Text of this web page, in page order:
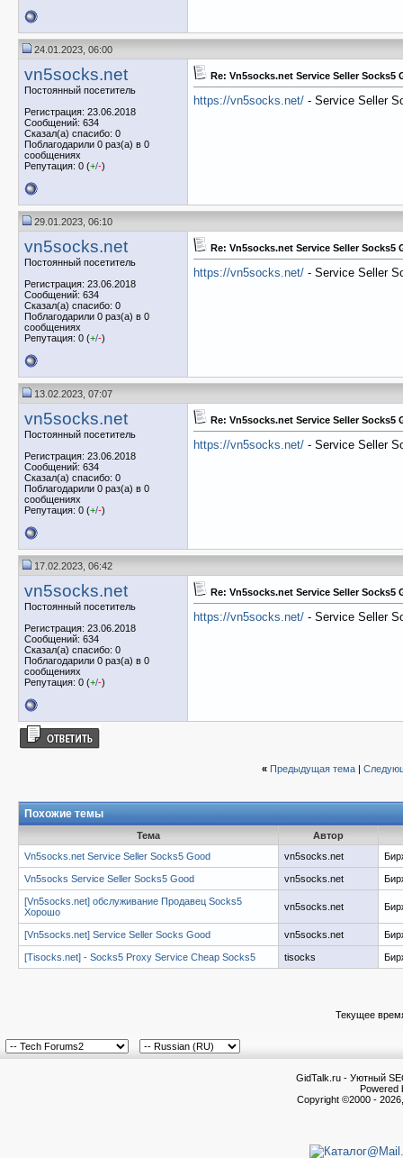
24.01.2023, 06:00
vn5socks.net
Постоянный посетитель
Регистрация: 23.06.2018
Сообщений: 634
Сказал(а) спасибо: 0
Поблагодарили 0 раз(а) в 0
сообщениях
Репутация: 0 (+/-)
Re: Vn5socks.net Service Seller Socks5
https://vn5socks.net/ - Service Seller
29.01.2023, 06:10
vn5socks.net
Постоянный посетитель
Регистрация: 23.06.2018
Сообщений: 634
Сказал(а) спасибо: 0
Поблагодарили 0 раз(а) в 0
сообщениях
Репутация: 0 (+/-)
Re: Vn5socks.net Service Seller Socks5
https://vn5socks.net/ - Service Seller
13.02.2023, 07:07
vn5socks.net
Постоянный посетитель
Регистрация: 23.06.2018
Сообщений: 634
Сказал(а) спасибо: 0
Поблагодарили 0 раз(а) в 0
сообщениях
Репутация: 0 (+/-)
Re: Vn5socks.net Service Seller Socks5
https://vn5socks.net/ - Service Seller
17.02.2023, 06:42
vn5socks.net
Постоянный посетитель
Регистрация: 23.06.2018
Сообщений: 634
Сказал(а) спасибо: 0
Поблагодарили 0 раз(а) в 0
сообщениях
Репутация: 0 (+/-)
Re: Vn5socks.net Service Seller Socks5
https://vn5socks.net/ - Service Seller
« Предыдущая тема|
Похожие темы
Тема
Автор
Vn5socks.net Service Seller Socks5 Good
vn5socks.net
Vn5socks Service Seller Socks5 Good vn5socks.net
[Vn5socks.net] обслуживание Продавец Socks5
Хорошо
vn5socks.net
[Vn5socks.net] Service Seller Socks Good vn5socks.net
[Tisocks.net] - Socks5 Proxy Service Cheap Socks5 tisocks
Текущее
GidTalk.ru - Уютный
Powered
Copyright ©2000 -